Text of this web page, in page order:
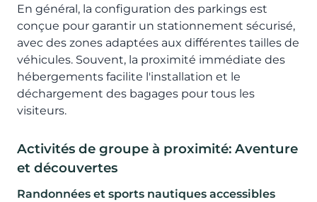
En général, la configuration des parkings est
conçue pour garantir un stationnement sécurisé,
avec des zones adaptées aux différentes tailles de
véhicules. Souvent, la proximité immédiate des
hébergements facilite l'installation et le
déchargement des bagages pour tous les
visiteurs.
Activités de groupe à proximité: Aventure
et découvertes
Randonnées et sports nautiques accessibles